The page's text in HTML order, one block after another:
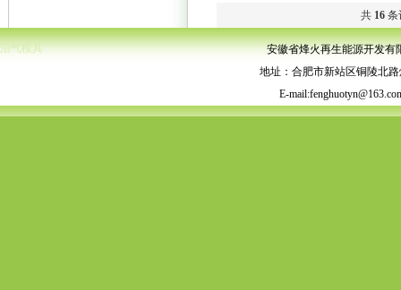
共 16条
沼气模具
安徽省烽火再生能源开发有
地址：合肥市新站区铜陵北路
E-